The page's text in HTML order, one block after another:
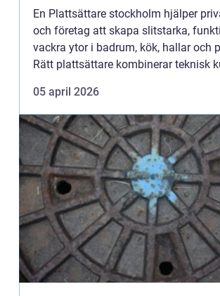
En Plattsättare stockholm hjälper
och företag att skapa slitstarka,
vackra ytor i badrum, kök, hallar och
Rätt plattsättare kombinerar teknisk
05 april 2026